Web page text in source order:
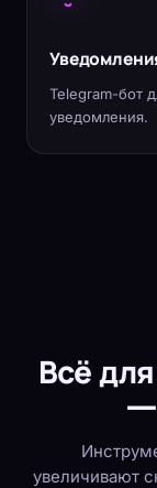
Telegram-бот
уведомления.
Всё
—
увеличивают